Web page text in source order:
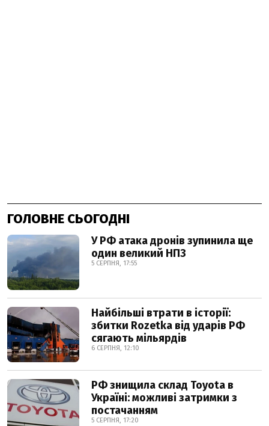
ГОЛОВНЕ СЬОГОДНІ
У РФ атака дронів зупинила ще
один великий НПЗ
5 СЕРПНЯ, 17:55
Найбільші втрати в історії:
збитки Rozetka від ударів РФ
сягають мільярдів
6 СЕРПНЯ, 12:10
РФ знищила склад Toyota в
Україні: можливі затримки з
постачанням
5 СЕРПНЯ, 17:20